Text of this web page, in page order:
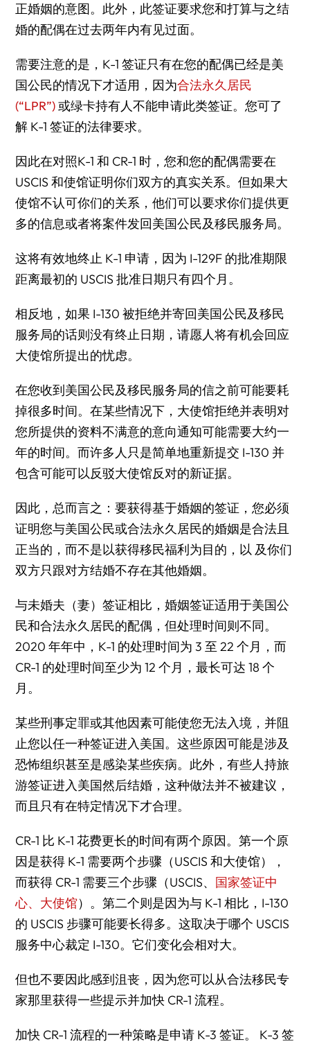
正婚姻的意图。此外，此签证要求您和打算与之结
婚的配偶在过去两年内有见过面。
需要注意的是，K-1 签证只有在您的配偶已经是美
国公民的情况下才适用，因为合法永久居民
(“LPR”)或绿卡持有人不能申请此类签证。您可了
解 K-1 签证的法律要求。
因此在对照K-1 和 CR-1 时，您和您的配偶需要在
USCIS 和使馆证明你们双方的真实关系。但如果大
使馆不认可你们的关系，他们可以要求你们提供更
多的信息或者将案件发回美国公民及移民服务局。
这将有效地终止 K-1 申请，因为 I-129F 的批准期限
距离最初的 USCIS 批准日期只有四个月。
相反地，如果 I-130 被拒绝并寄回美国公民及移民
服务局的话则没有终止日期，请愿人将有机会回应
大使馆所提出的忧虑。
在您收到美国公民及移民服务局的信之前可能要耗
掉很多时间。在某些情况下，大使馆拒绝并表明对
您所提供的资料不满意的意向通知可能需要大约一
年的时间。而许多人只是简单地重新提交 I-130 并
包含可能可以反驳大使馆反对的新证据。
因此，总而言之：要获得基于婚姻的签证，您必须
证明您与美国公民或合法永久居民的婚姻是合法且
正当的，而不是以获得移民福利为目的，以 及你们
双方只跟对方结婚不存在其他婚姻。
与未婚夫（妻）签证相比，婚姻签证适用于美国公
民和合法永久居民的配偶，但处理时间则不同。
2020 年年中，K-1 的处理时间为 3 至 22 个月，而
CR-1 的处理时间至少为 12 个月，最长可达 18 个
月。
某些刑事定罪或其他因素可能使您无法入境，并阻
止您以任一种签证进入美国。这些原因可能是涉及
恐怖组织甚至是感染某些疾病。此外，有些人持旅
游签证进入美国然后结婚，这种做法并不被建议，
而且只有在特定情况下才合理。
CR-1 比 K-1 花费更长的时间有两个原因。第一个原
因是获得 K-1 需要两个步骤（USCIS 和大使馆），
而获得 CR-1 需要三个步骤（USCIS、 国家签证中
心、大使馆）。第二个则是因为与 K-1 相比，I-130
的 USCIS 步骤可能要长得多。这取决于哪个 USCIS
服务中心裁定 I-130。它们变化会相对大。
但也不要因此感到沮丧，因为您可以从合法移民专
家那里获得一些提示并加快 CR-1 流程。
加快 CR-1 流程的一种策略是申请 K-3 签证。 K-3 签